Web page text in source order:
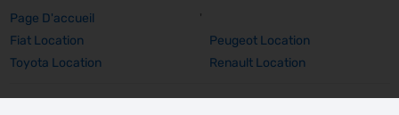
Page D'accueil
'
Fiat Location
Peugeot Location
Toyota Location
Renault Location